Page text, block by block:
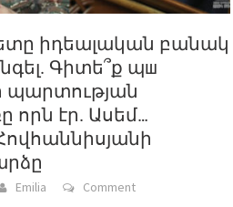
իդեալական բանակ
Գիտե՞ք պш
պարտության
էր. Ասեմ…
Emilia Comment